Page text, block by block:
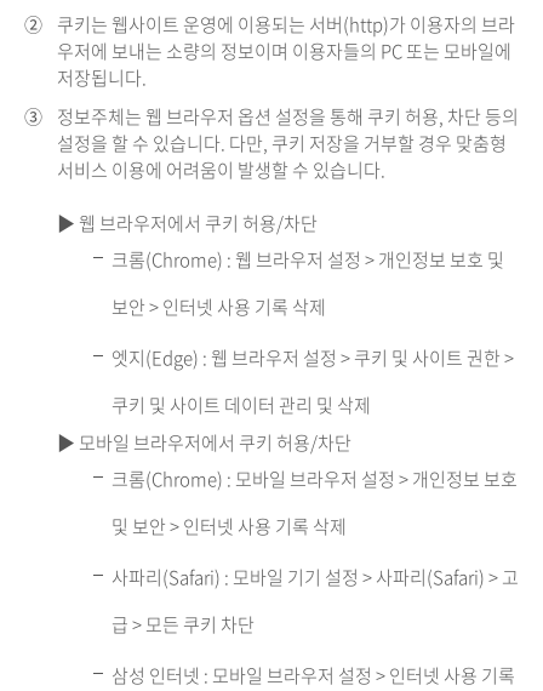
② 쿠키는 웹사이트 운영에 이용되는 서버(http)가 이용자의 브라
우저에 보내는 소량의 정보이며 이용자들의 PC 또는 모바일에
저장됩니다.
③ 정보주체는 웹 브라우저 옵션 설정을 통해 쿠키 허용, 차단 등의
설정을 할 수 있습니다. 다만, 쿠키 저장을 거부할 경우 맞춤형
서비스 이용에 어려움이 발생할 수 있습니다.
▶ 웹 브라우저에서 쿠키 허용/차단
크롬(Chrome) : 웹 브라우저 설정 > 개인정보 보호 및
보안 > 인터넷 사용 기록 삭제
엣지(Edge) : 웹 브라우저 설정 > 쿠키 및 사이트 권한 >
쿠키 및 사이트 데이터 관리 및 삭제
▶ 모바일 브라우저에서 쿠키 허용/차단
크롬(Chrome) : 모바일 브라우저 설정 > 개인정보 보호
및 보안 > 인터넷 사용 기록 삭제
사파리(Safari) : 모바일 기기 설정 > 사파리(Safari) > 고
급 > 모든 쿠키 차단
삼성 인터넷 : 모바일 브라우저 설정 > 인터넷 사용 기록